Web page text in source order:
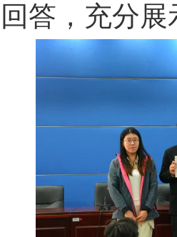
答，充分